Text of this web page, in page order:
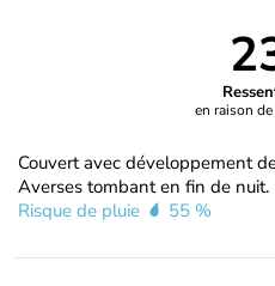
en raison
Couvert avec développement
Averses tombant en fin de nuit.
Risque de pluie
55 %